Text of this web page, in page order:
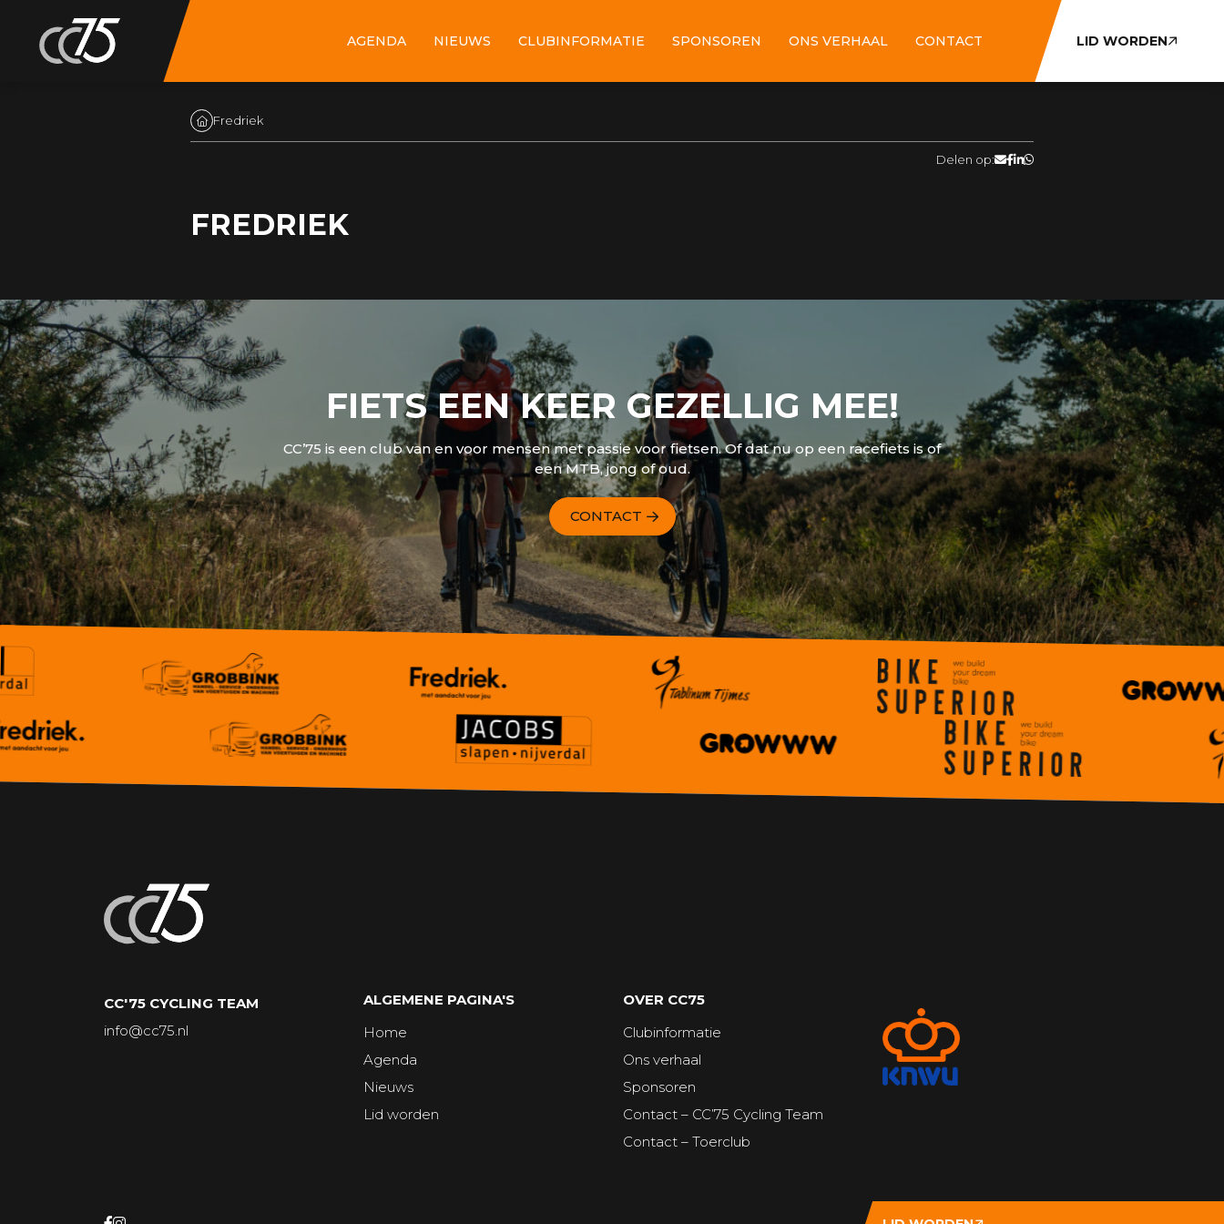
AGENDA NIEUWS CLUBINFORMATIE SPONSOREN ONS VERHAAL CONTACT LID WORDEN
Fredriek
Delen op:
FREDRIEK
FIETS EEN KEER GEZELLIG MEE!
CC’75 is een club van en voor mensen met passie voor fietsen. Of dat nu op een racefiets is of
een MTB, jong of oud.
CONTACT
CC'75 CYCLING TEAM
info@cc75.nl
ALGEMENE PAGINA'S
Home
Agenda
Nieuws
Lid worden
OVER CC75
Clubinformatie
Ons verhaal
Sponsoren
Contact – CC’75 Cycling Team
Contact – Toerclub